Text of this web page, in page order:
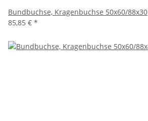
Bundbuchse, Kragenbuchse 50x60/88x30
85,85 € *